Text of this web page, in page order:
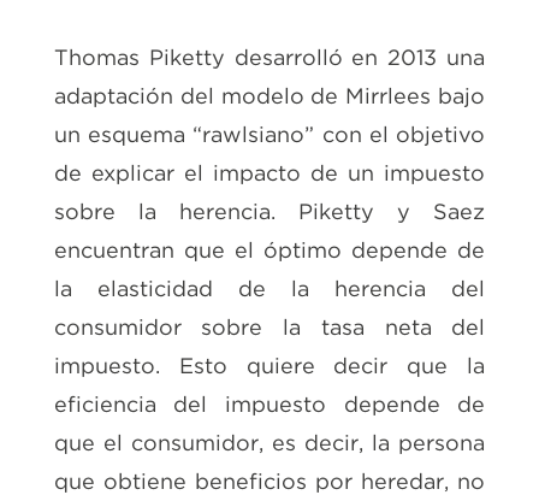
Thomas Piketty desarrolló en 2013 una
adaptación del modelo de Mirrlees bajo
un esquema “rawlsiano” con el objetivo
de explicar el impacto de un impuesto
sobre la herencia. Piketty y Saez
encuentran que el óptimo depende de
la elasticidad de la herencia del
consumidor sobre la tasa neta del
impuesto. Esto quiere decir que la
eficiencia del impuesto depende de
que el consumidor, es decir, la persona
que obtiene beneficios por heredar, no